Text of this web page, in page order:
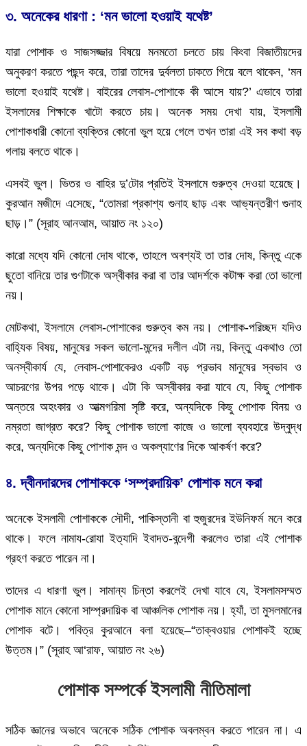
৩. অনেকের ধারণা : ‘মন ভালো হওয়াই যথেষ্ট’
যারা পোশাক ও সাজসজ্জার বিষয়ে মনমতো চলতে চায় কিংবা বিজাতীয়দের
অনুকরণ করতে পছন্দ করে, তারা তাদের দুর্বলতা ঢাকতে গিয়ে বলে থাকেন, ‘মন
ভালো হওয়াই যথেষ্ট। বাইরের লেবাস-পোশাকে কী আসে যায়?’ এভাবে তারা
ইসলামের শিক্ষাকে খাটো করতে চায়। অনেক সময় দেখা যায়, ইসলামী
পোশাকধারী কোনো ব্যক্তির কোনো ভুল হয়ে গেলে তখন তারা এই সব কথা বড়
গলায় বলতে থাকে।
এসবই ভুল। ভিতর ও বাহির দু’টোর প্রতিই ইসলামে গুরুত্ব দেওয়া হয়েছে।
কুরআন মজীদে এসেছে, “তোমরা প্রকাশ্য গুনাহ ছাড় এবং আভ্যন্তরীণ গুনাহ
ছাড়।” (সূরাহ আনআম, আয়াত নং ১২০)
কারো মধ্যে যদি কোনো দোষ থাকে, তাহলে অবশ্যই তা তার দোষ, কিন্তু একে
ছুতো বানিয়ে তার গুণটাকে অস্বীকার করা বা তার আদর্শকে কটাক্ষ করা তো ভালো
নয়।
মোটকথা, ইসলামে লেবাস-পোশাকের গুরুত্ব কম নয়। পোশাক-পরিচ্ছদ যদিও
বাহ্যিক বিষয়, মানুষের সকল ভালো-মন্দের দলীল এটা নয়, কিন্তু একথাও তো
অনস্বীকার্য যে, লেবাস-পোশাকেরও একটি বড় প্রভাব মানুষের স্বভাব ও
আচরণের উপর পড়ে থাকে। এটা কি অস্বীকার করা যাবে যে, কিছু পোশাক
অন্তরে অহংকার ও আত্মগরিমা সৃষ্টি করে, অন্যদিকে কিছু পোশাক বিনয় ও
নম্রতা জাগ্রত করে? কিছু পোশাক ভালো কাজে ও ভালো ব্যবহারে উদ্বুদ্ধ
করে, অন্যদিকে কিছু পোশাক মন্দ ও অকল্যাণের দিকে আকর্ষণ করে?
৪. দ্বীনদারদের পোশাককে ‘সম্প্রদায়িক’ পোশাক মনে করা
অনেকে ইসলামী পোশাককে সৌদী, পাকিস্তানী বা হুজুরদের ইউনিফর্ম মনে করে
থাকে। ফলে নামায-রোযা ইত্যাদি ইবাদত-বন্দেগী করলেও তারা এই পোশাক
গ্রহণ করতে পারেন না।
তাদের এ ধারণা ভুল। সামান্য চিন্তা করলেই দেখা যাবে যে, ইসলামসম্মত
পোশাক মানে কোনো সাম্প্রদায়িক বা আঞ্চলিক পোশাক নয়। হ্যাঁ, তা মুসলমানের
পোশাক বটে। পবিত্র কুরআনে বলা হয়েছে–“তাক্বওয়ার পোশাকই হচ্ছে
উত্তম।” (সূরাহ আ‘রাফ, আয়াত নং ২৬)
পোশাক সম্পর্কে ইসলামী নীতিমালা
সঠিক জ্ঞানের অভাবে অনেকে সঠিক পোশাক অবলম্বন করতে পারেন না। এ